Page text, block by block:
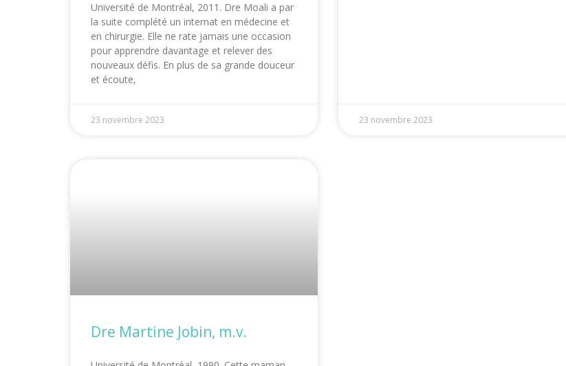
Université de Montréal, 2011. Dre Moali a par
la suite complété un internat en médecine et
en chirurgie. Elle ne rate jamais une occasion
pour apprendre davantage et relever des
nouveaux défis. En plus de sa grande douceur
et écoute,
23 novembre 2023 23 novembre 2023
Dre Martine Jobin, m.v.